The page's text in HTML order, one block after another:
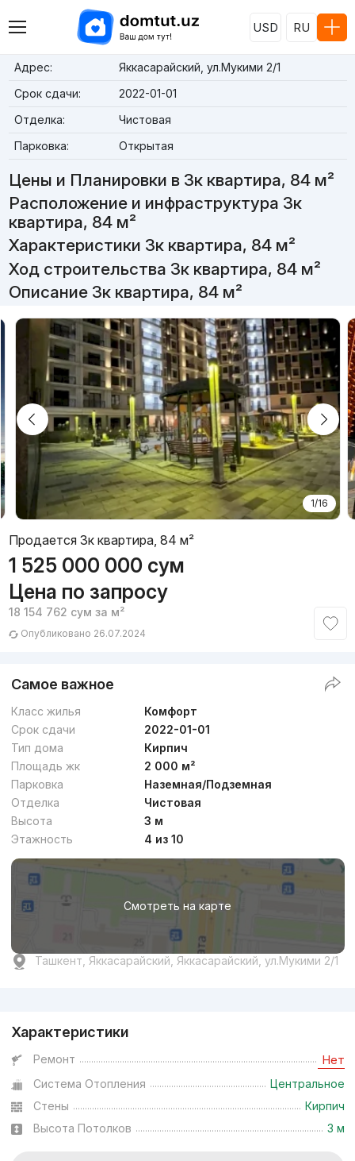
USD RU
Адрес:
Яккасарайский, ул.Мукими 2/1
Срок сдачи:
2022-01-01
Отделка:
Чистовая
Парковка:
Открытая
Цены и Планировки в 3к квартира, 84 м²
Расположение и инфраструктура 3к
квартира, 84 м²
Характеристики 3к квартира, 84 м²
Ход строительства 3к квартира, 84 м²
Описание 3к квартира, 84 м²
1/16
Продается 3к квартира, 84 м²
1 525 000 000 сум
Цена по запросу
18 154 762 сум за м²
Опубликовано 26.07.2024
Самое важное
Класс жилья
Комфорт
Срок сдачи
2022-01-01
Тип дома
Кирпич
Площадь жк
2 000 м²
Парковка
Наземная/Подземная
Отделка
Чистовая
Высота
3 м
Этажность
4 из 10
Смотреть на карте
Ташкент, Яккасарайский, Яккасарайский, ул.Мукими 2/1
Характеристики
Ремонт Нет
Система Отопления
Центральное
Стены
Кирпич
Высота Потолков
3 м